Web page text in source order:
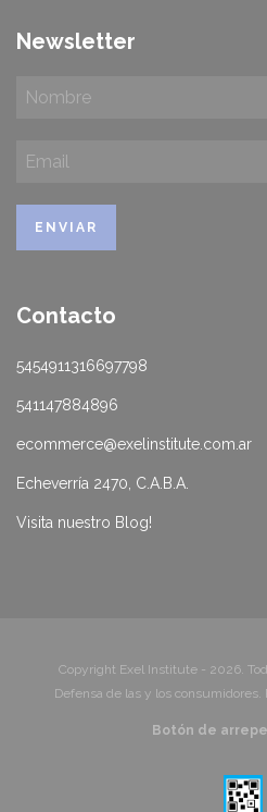
Newsletter
Contacto
5454911316697798
541147884896
ecommerce@exelinstitute.com.ar
Echeverría 2470, C.A.B.A.
Visita nuestro Blog!
Copyright Exel Institute - 2026.
Defensa de las y los consumidores.
Botón de